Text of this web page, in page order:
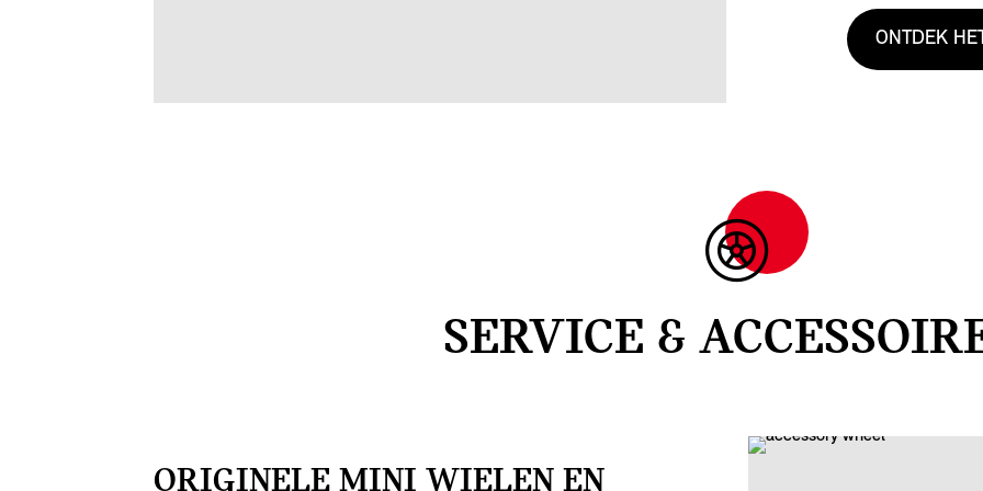
ONTDEK
SERVICE &
ORIGINELE MINI WIELEN EN